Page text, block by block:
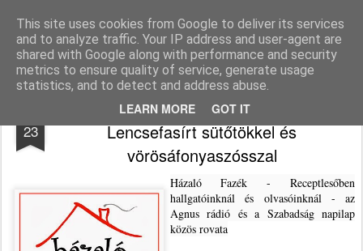
This site uses cookies from Google to deliver its services
and to analyze traffic. Your IP address and user-agent are
shared with Google along with performance and security
metrics to ensure quality of service, generate usage
statistics, and to detect and address abuse.
LEARN MORE GOT IT
Agnus blog
Pages
23
Házaló Fazék: Balázs-Kercsó Zsuzsa -
Lencsefasírt sütőtökkel és
vörösáfonyaszósszal
Házaló Fazék - Receptlesőben
hallgatóinknál és olvasóinknál - az
Agnus rádió és a Szabadság napilap
közös rovata